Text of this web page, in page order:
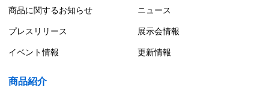
商品に関するお知らせ ニュース
プレスリリース 展示会情報
イベント情報 更新情報
商品紹介